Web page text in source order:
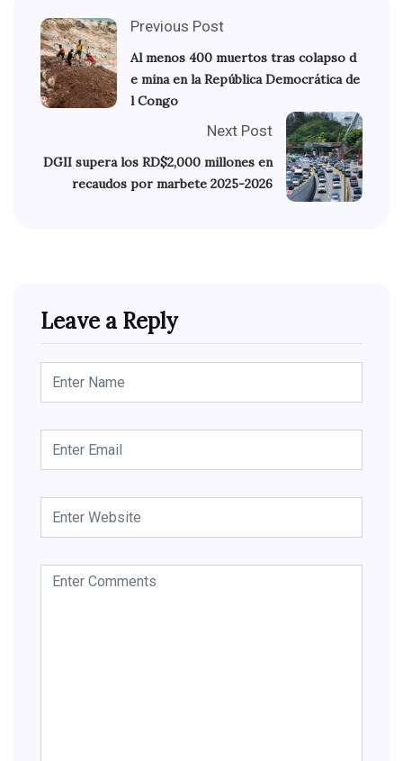
Previous Post
Al menos 400 muertos tras colapso d
e mina en la República Democrática de
l Congo
Next Post
DGII supera los RD$2,000 millones en
recaudos por marbete 2025-2026
Leave a Reply